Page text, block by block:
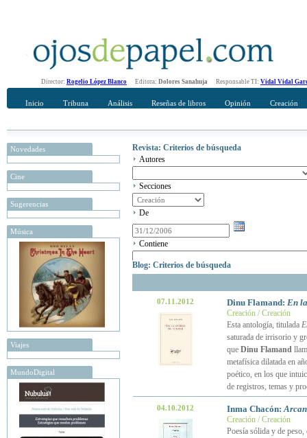
Director: Rogelio López Blanco Editora: Dolores Sanahuja Responsable TI: Vidal Vidal
Inicio Tribuna Análisis Reseñas de libros Opinión Creación
Novedades
Cine
Sugerencias
Música
Viajes
MundoDigital
Revista: Criterios de búsqueda
Autores
Secciones
De
Contiene
Blog: Criterios de búsqueda
07.11.2012 Dinu Flamand: En
Creación / Creación
Esta antología, titulada
saturada de irrisorio y
que Dinu Flamand
metafísica dilatada en
poético, en los que
de registros, temas y
04.10.2012 Inma Chacón:
Creación / Creación
Poesía sólida y de